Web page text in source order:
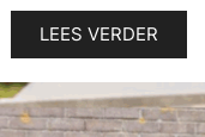
LEES VERDER